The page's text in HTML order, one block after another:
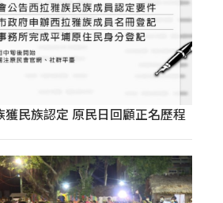
獲民族認定 原民日回顧正名歷程